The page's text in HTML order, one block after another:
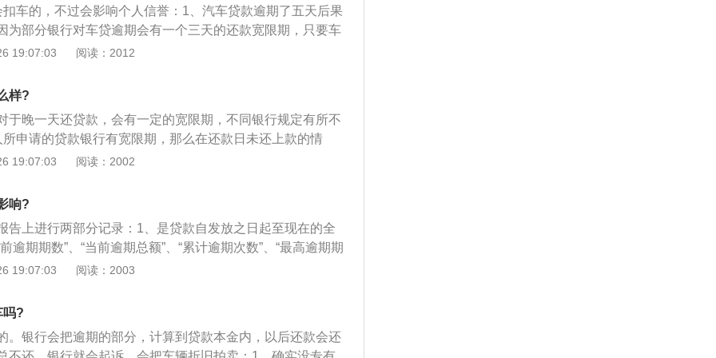
期间你还可能碰到电话轰炸，给家人，朋友带来麻烦的催债
会遭受牢狱之灾，可以肯定的是，欠款五年为还是会被纳
以后的贷款或者买房等。如果没有还款，这种先借款后欺诈
车的，不过会影响个人信誉：1、汽车贷款逾期了五天后果
为部分银行对车贷逾期会有一个三天的还款宽限期，只要车
内将还款金额还上就可以了，银行不会对车主进行收取滞纳
银行对于没有当天没有成功扣款的可能就直接是视为车主
情况，当天就缴纳还款金额。以免对个人征信造成影响；
车主也是要重视，尽量保证能在扣款当天将贷款还清，以
的个人征信产生不良的影响。否则后果会比较严重，可能会
19:07:03 阅读：2012
样?
于晚一天还贷款，会有一定的宽限期，不同银行规定有所不
申请的贷款银行有宽限期，那么在还款日未还上款的情
行，讲明特殊原因，申请宽限期，在宽限期内将款还上，则
果贷款晚还一天，就会造成逾期，对自己的信用记录造成一
银行贷款逾期一天的最重要措施是立刻还款，并且可以电
逾期问题进行沟通。
19:07:03 阅读：2002
响?
告上进行两部分记录：1、是贷款自发放之日起至现在的全
逾期期数”、“当前逾期总额”、“累计逾期次数”、“最高逾期期
内容，曾经发生的逾期还款行为都会在这里反映出来；2、
最近两年的还款情况；3、可以看到，虽然信用报告上的贷
您可以通过最近24个月良好的还款记录来尽量“抵减”曾经的
19:07:03 阅读：2003
吗?
。银行会把逾期的部分，计算到贷款本金内，以后还款会还